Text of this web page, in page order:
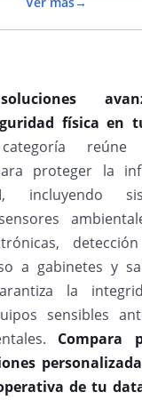
física en
reúne
proteger la
incluyendo
a gabinetes y
la
sensibles
Compara
de tu